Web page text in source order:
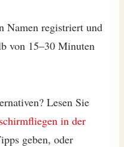
Namen registriert und
von 15–30 Minuten
Lesen Sie
in der
geben, oder